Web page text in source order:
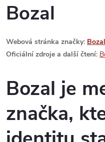
Bozal
Webová stránka značky: Bozal
Oficiální zdroje a další čtení:
Bozal je
značka,